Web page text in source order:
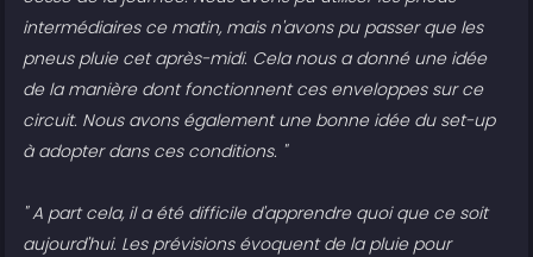
intermédiaires ce matin, mais n'avons pu passer que les
pneus pluie cet après-midi. Cela nous a donné une idée
de la manière dont fonctionnent ces enveloppes sur ce
circuit. Nous avons également une bonne idée du set-up
à adopter dans ces conditions. "
" A part cela, il a été difficile d'apprendre quoi que ce soit
aujourd'hui. Les prévisions évoquent de la pluie pour